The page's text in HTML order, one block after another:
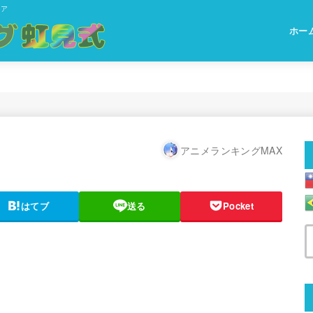
ホー
アニメランキングMAX
はてブ 送る Pocket